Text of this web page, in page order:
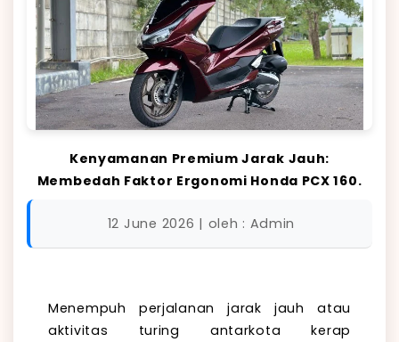
Kenyamanan Premium Jarak Jauh:
Membedah Faktor Ergonomi Honda PCX 160.
12 June 2026 | oleh : Admin
Menempuh perjalanan jarak jauh atau
aktivitas turing antarkota kerap